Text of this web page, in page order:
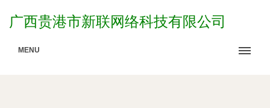
广西贵港市新联网络科技有限公司
MENU